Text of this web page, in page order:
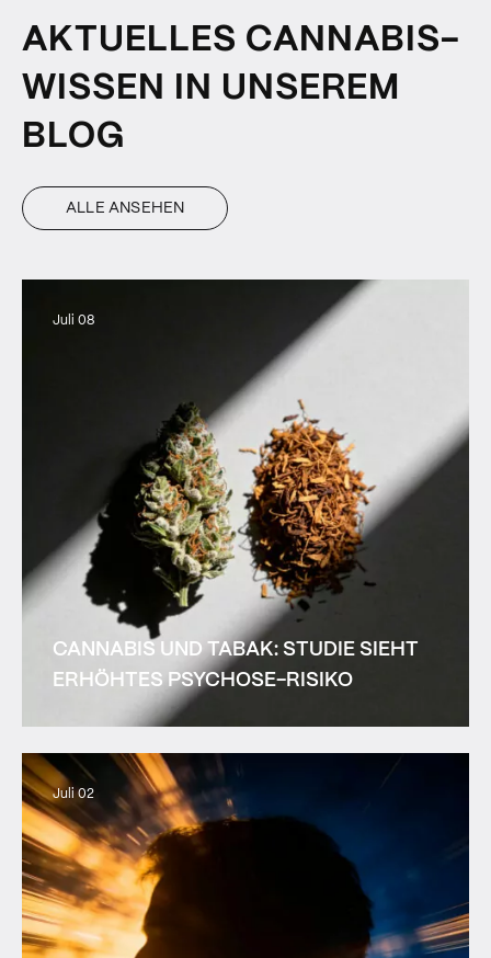
AKTUELLES CANNABIS-
WISSEN IN UNSEREM
BLOG
ALLE ANSEHEN
CANNABIS UND TABAK: STUDIE SIEHT
ERHÖHTES PSYCHOSE-RISIKO
Juli 08
Juli 02